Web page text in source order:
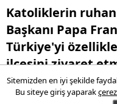
Katoliklerin
Başkanı Papa
Türkiye'yi
ilçesini ziyaret
29 Haziran 2024 10:23
Sitemizden en iyi şekilde
Bu siteye giriş yaparak